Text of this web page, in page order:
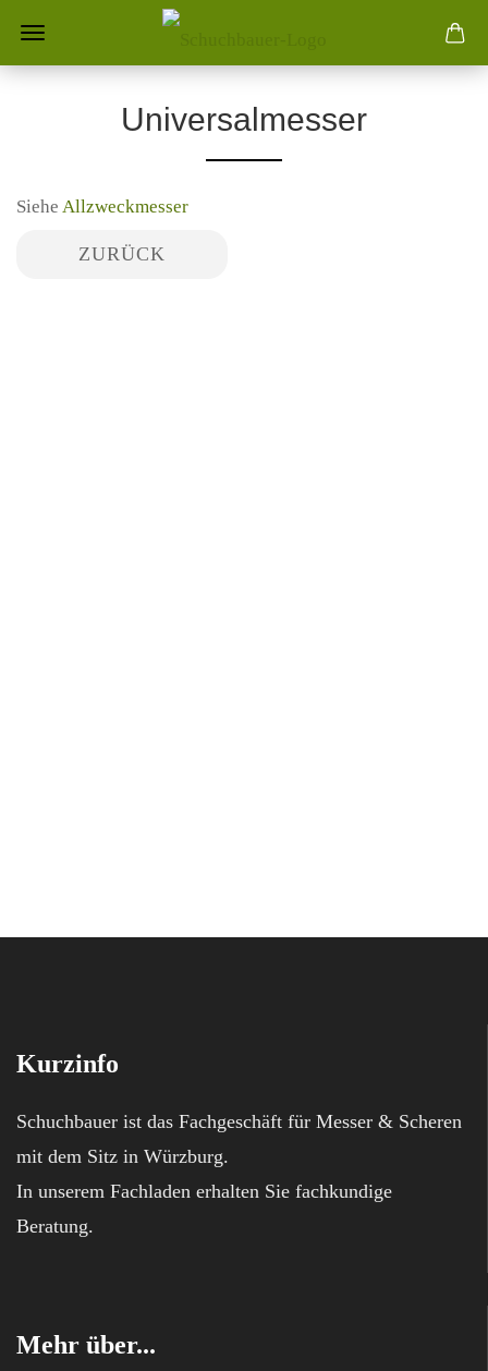
Universalmesser
Siehe Allzweckmesser
ZURÜCK
Kurzinfo
Schuchbauer ist das Fachgeschäft für Messer & Scheren
mit dem Sitz in Würzburg.
In unserem Fachladen erhalten Sie fachkundige
Beratung.
Mehr über...